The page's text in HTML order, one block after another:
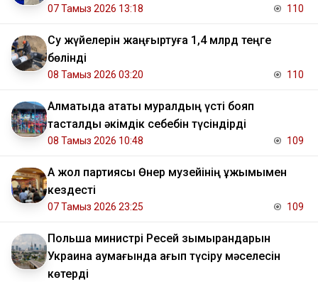
07 Тамыз 2026 13:18 110
Су жүйелерін жаңғыртуға 1,4 млрд теңге
бөлінді
08 Тамыз 2026 03:20 110
Алматыда атақты муралдың үсті бояп
тасталды әкімдік себебін түсіндірді
08 Тамыз 2026 10:48 109
Ақ жол партиясы Өнер музейінің ұжымымен
кездесті
07 Тамыз 2026 23:25 109
Польша министрі Ресей зымырандарын
Украина аумағында қағып түсіру мәселесін
көтерді